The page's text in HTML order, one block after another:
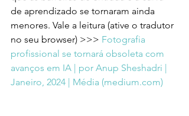
de aprendizado se tornaram ainda
menores. Vale a leitura (ative o tradutor
no seu browser) >>> Fotografia
profissional se tornará obsoleta com
avanços em IA | por Anup Sheshadri |
Janeiro, 2024 | Média (medium.com)